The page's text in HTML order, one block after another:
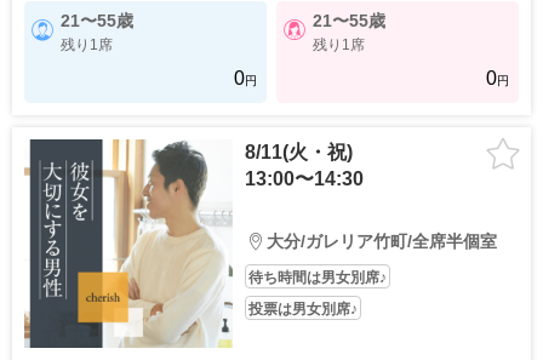
21〜55歳
残り1席
0円
21〜55歳
残り1席
0円
8/11(火・祝)
13:00〜14:30
大分/ガレリア竹町/全席半個室
待ち時間は男女別席♪
投票は男女別席♪